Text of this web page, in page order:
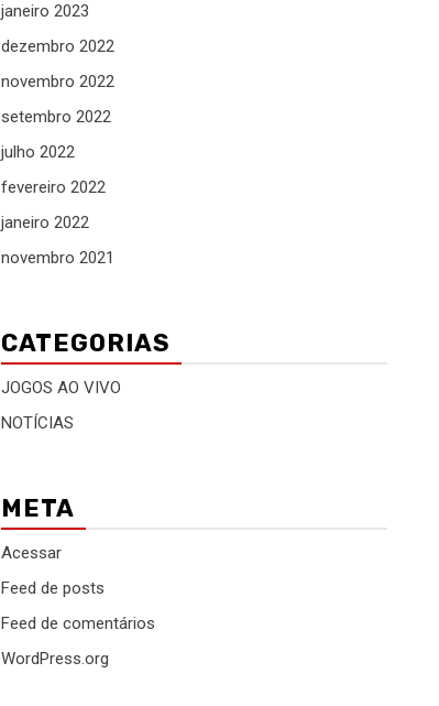
janeiro 2023
dezembro 2022
novembro 2022
setembro 2022
julho 2022
fevereiro 2022
janeiro 2022
novembro 2021
CATEGORIAS
JOGOS AO VIVO
NOTÍCIAS
META
Acessar
Feed de posts
Feed de comentários
WordPress.org